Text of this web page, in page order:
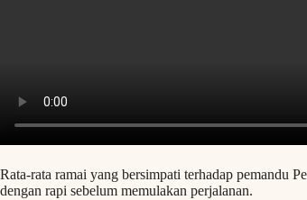
Rata-rata ramai yang bersimpati terhadap pemandu
dengan rapi sebelum memulakan perjalanan.